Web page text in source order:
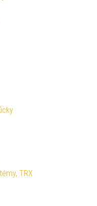
TRX